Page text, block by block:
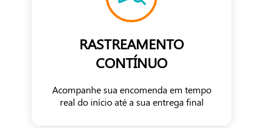
RASTREAMENTO
CONTÍNUO
Acompanhe sua encomenda em tempo
real do início até a sua entrega final